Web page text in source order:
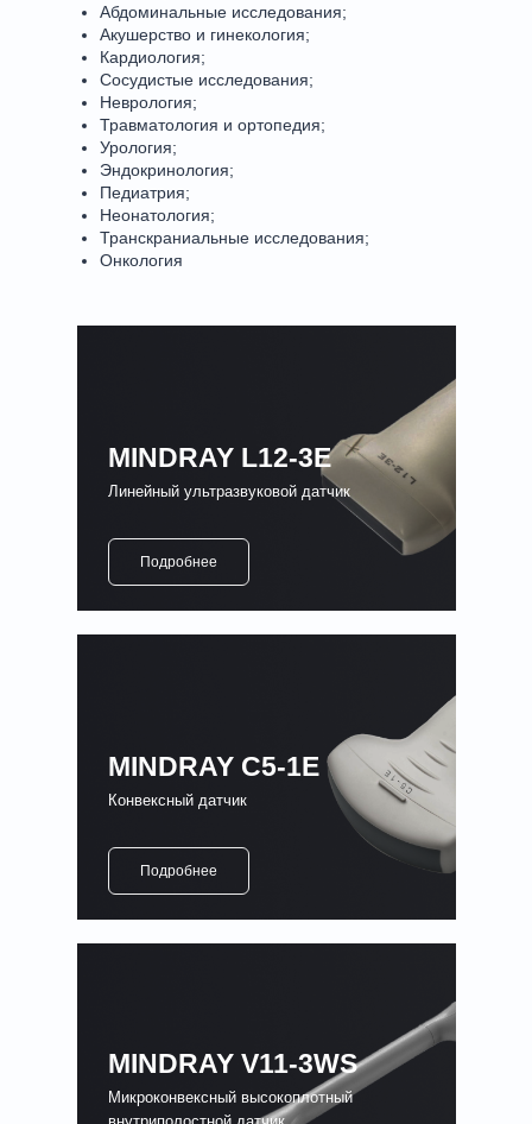
Абдоминальные исследования;
Акушерство и гинекология;
Кардиология;
Сосудистые исследования;
Неврология;
Травматология и ортопедия;
Урология;
Эндокринология;
Педиатрия;
Неонатология;
Транскраниальные исследования;
Онкология
MINDRAY L12-3E
Линейный ультразвуковой датчик
Подробнее
MINDRAY C5-1E
Конвексный датчик
Подробнее
MINDRAY V11-3WS
Микроконвексный высокоплотный